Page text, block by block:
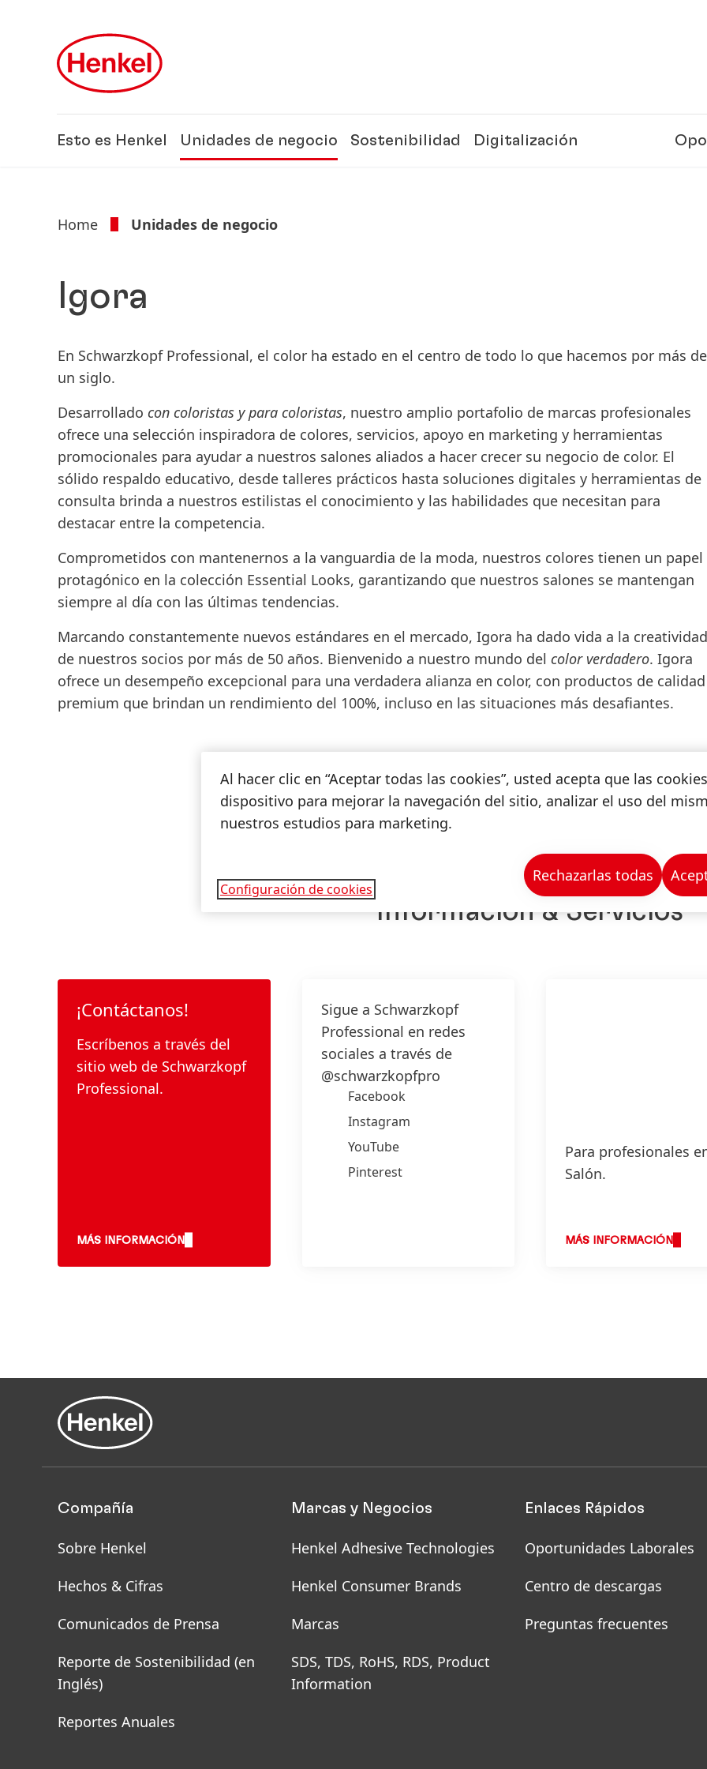
Esto es Henkel Unidades de negocio Sostenibilidad Digitalización
Home Unidades de negocio
Igora
En Schwarzkopf Professional, el color ha estado en el centro de todo lo que hacemos por más de
un siglo.
Desarrollado con coloristas y para coloristas, nuestro amplio portafolio de marcas profesionales
ofrece una selección inspiradora de colores, servicios, apoyo en marketing y herramientas
promocionales para ayudar a nuestros salones aliados a hacer crecer su negocio de color. El
sólido respaldo educativo, desde talleres prácticos hasta soluciones digitales y herramientas de
consulta brinda a nuestros estilistas el conocimiento y las habilidades que necesitan para
destacar entre la competencia.
Comprometidos con mantenernos a la vanguardia de la moda, nuestros colores tienen un papel
protagónico en la colección Essential Looks, garantizando que nuestros salones se mantengan
siempre al día con las últimas tendencias.
Marcando constantemente nuevos estándares en el mercado, Igora ha dado vida a la creatividad
de nuestros socios por más de 50 años. Bienvenido a nuestro mundo del color verdadero. Igora
ofrece un desempeño excepcional para una verdadera alianza en color, con productos de calidad
premium que brindan un rendimiento del 100%, incluso en las situaciones más desafiantes.
Información & Servicios
¡Contáctanos!
Escríbenos a través del
sitio web de Schwarzkopf
Professional.
MÁS INFORMACIÓN
Sigue a Schwarzkopf
Professional en redes
sociales a través de
@schwarzkopfpro
Facebook
Instagram
YouTube
Pinterest
Para profesionales
Salón.
MÁS INFORMACIÓN
Compañía
Sobre Henkel
Hechos & Cifras
Comunicados de Prensa
Reporte de Sostenibilidad (en
Inglés)
Reportes Anuales
Marcas y Negocios
Henkel Adhesive Technologies
Henkel Consumer Brands
Marcas
SDS, TDS, RoHS, RDS, Product
Information
Enlaces Rápidos
Oportunidades Laborales
Centro de descargas
Preguntas frecuentes
Al hacer clic en “Aceptar todas las cookies”, usted acepta que las
dispositivo para mejorar la navegación del sitio, analizar el uso del
nuestros estudios para marketing.
Configuración de cookies
Rechazarlas todas